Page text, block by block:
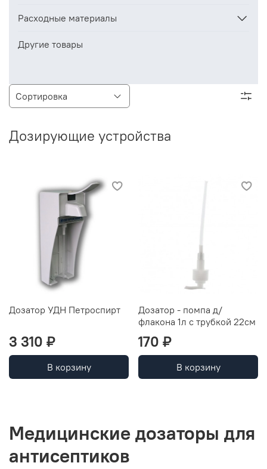
Дозирующие устройства
Дозатор УДН Петроспирт
3 310 ₽
В корзину
Дозатор - помпа д/
флакона 1л с трубкой 22см
170 ₽
В корзину
Медицинские дозаторы для
антисептиков
Расходные материалы
Другие товары